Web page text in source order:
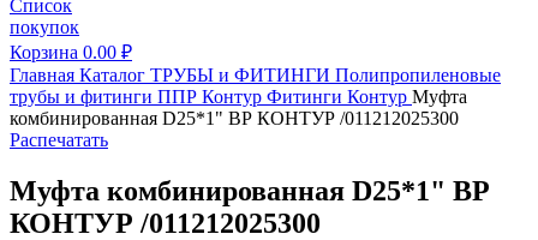
Список
покупок
Корзина 0.00 ₽
Главная Каталог ТРУБЫ и ФИТИНГИ Полипропиленовые
трубы и фитинги ППР Контур Фитинги Контур Муфта
комбинированная D25*1" ВР КОНТУР /011212025300
Распечатать
Муфта комбинированная D25*1" ВР
КОНТУР /011212025300